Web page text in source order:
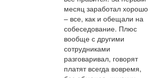
месяц заработал хорошо
– все, как и обещали на
собеседование. Плюс
вообще с другими
сотрудниками
разговаривал, говорят
платят всегда вовремя,